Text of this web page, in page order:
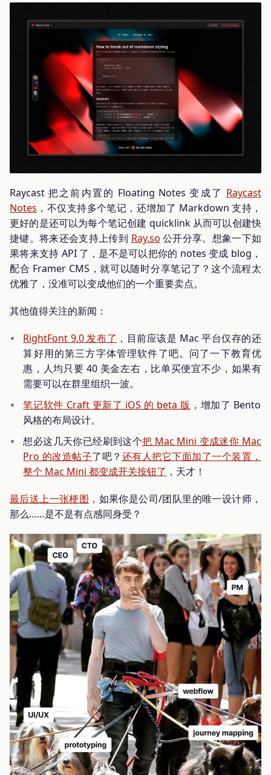
Raycast 把之前内置的 Floating Notes 变成了 Raycast
Notes ，不仅支持多个笔记，还增加了 Markdown 支持，
更好的是还可以为每个笔记创建 quicklink 从而可以创建快
捷键。将来还会支持上传到 Ray.so 公开分享。想象一下如
果将来支持 API 了，是不是可以把你的 notes 变成 blog，
配合 Framer CMS，就可以随时分享笔记了？这个流程太
优雅了，没准可以变成他们的一个重要卖点。
其他值得关注的新闻：
RightFont 9.0 发布了 ，目前应该是 Mac 平台仅存的还
算好用的第三方字体管理软件了吧。问了一下教育优
惠，人均只要 40 美金左右，比单买便宜不少，如果有
需要可以在群里组织一波。
笔记软件 Craft 更新了 iOS 的 beta 版 ，增加了 Bento
风格的布局设计。
想必这几天你已经刷到这个把 Mac Mini 变成迷你 Mac
Pro 的改造帖子了吧？ 还有人把它下面加了一个装置，
整个 Mac Mini 都变成开关按钮了 ，天才！
最后送上一张梗图 ，如果你是公司/团队里的唯一设计师，
那么……是不是有点感同身受？